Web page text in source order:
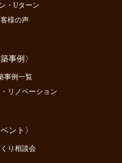
・Uターン
様の声
築事例〉
事例一覧
リノベーション
ベント〉
り相談会